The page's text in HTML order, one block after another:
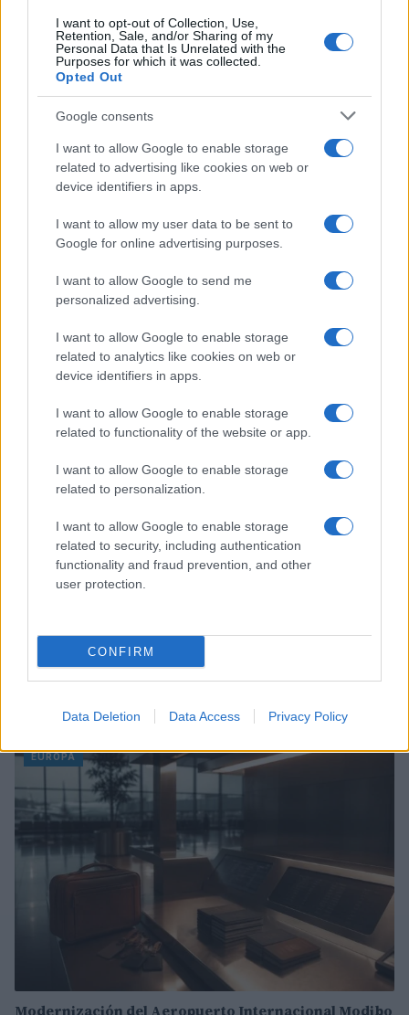
I want to opt-out of Collection, Use,
Retention, Sale, and/or Sharing of my
Personal Data that Is Unrelated with the
Purposes for which it was collected.
Opted Out
Google consents
I want to allow Google to enable storage
related to advertising like cookies on web or
device identifiers in apps.
I want to allow my user data to be sent to
Google for online advertising purposes.
I want to allow Google to send me
personalized advertising.
I want to allow Google to enable storage
related to analytics like cookies on web or
device identifiers in apps.
I want to allow Google to enable storage
related to functionality of the website or app.
I want to allow Google to enable storage
related to personalization.
I want to allow Google to enable storage
related to security, including authentication
functionality and fraud prevention, and other
user protection.
CONFIRM
Data Deletion Data Access Privacy Policy
Sigue leyendo
Explora Journeys presenta el Explora III, el crucero
de lujo propulsado por GNL
Lucía Marín · 6 Ago 2026
Cambio de tono en la UE: de críticas a elogios por la
Diego Morales · 6 Ago 2026
EUROPA
Modernización del Aeropuerto Internacional Modibo